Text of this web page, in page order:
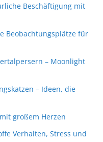
Beschäftigung mit
Beobachtungsplätze für
– Moonlight
– Ideen, die
großem Herzen
Verhalten, Stress und